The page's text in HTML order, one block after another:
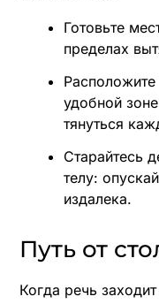
Готовьте
пределах
удобной
тянуться
Старайтесь
телу:
издалека.
Путь от
Когда речь